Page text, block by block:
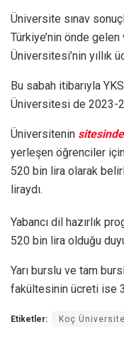
Üniversite sınav
Türkiye’nin önde
Üniversitesi’nin yıllık
Bu sabah itibarıyla
Üniversitesi de 2023-
Üniversitenin sitesinde
yerleşen öğrenciler
520 bin lira olarak
liraydı.
Yabancı dil hazırlık
520 bin lira olduğu
Yarı burslu ve tam
fakültesinin ücreti ise
Etiketler: Koç